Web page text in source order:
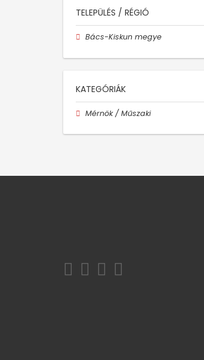
TELEPÜLÉS / RÉGIÓ
Bács-Kiskun megye
KATEGÓRIÁK
Mérnök / Műszaki